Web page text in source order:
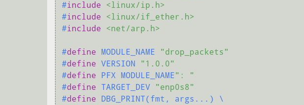
#include
<linux/ip.h>
#include
<linux/if_ether.h>
#include <net/arp.h>
#define MODULE_NAME
"drop_packets"
#define VERSION
"1.0.0"
#define PFX MODULE_NAME": "
#define TARGET_DEV
"enp0s8"
#define DBG_PRINT(fmt, args...) \